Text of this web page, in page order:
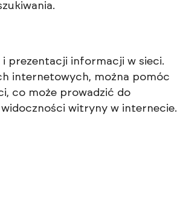
prezentacji informacji w sieci.
internetowych, można pomóc
co może prowadzić do
widoczności witryny w internecie.